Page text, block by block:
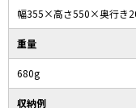
幅355×高さ550×奥行き
重量
680g
収納例